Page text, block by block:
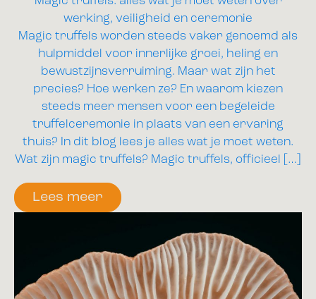
werking, veiligheid en ceremonie
Magic truffels worden steeds vaker genoemd als
hulpmiddel voor innerlijke groei, heling en
bewustzijnsverruiming. Maar wat zijn het
precies? Hoe werken ze? En waarom kiezen
steeds meer mensen voor een begeleide
truffelceremonie in plaats van een ervaring
thuis? In dit blog lees je alles wat je moet weten.
Wat zijn magic truffels? Magic truffels, officieel […]
Lees meer